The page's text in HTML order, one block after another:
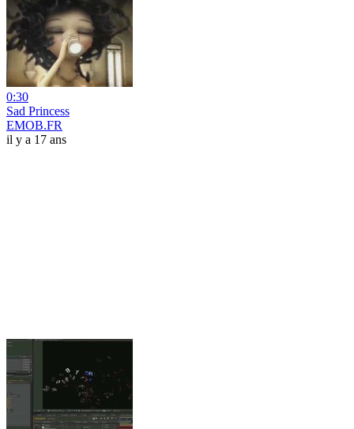
0:30
Sad Princess
EMOB.FR
il y a 17 ans